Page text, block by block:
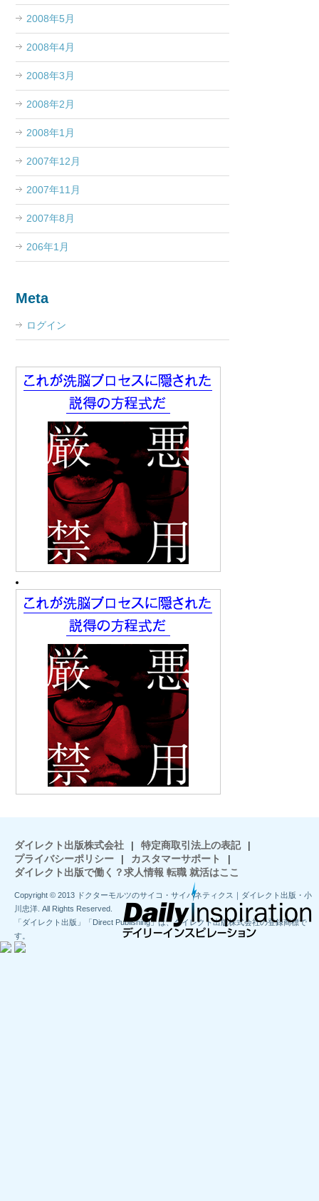
2008年5月
2008年4月
2008年3月
2008年2月
2008年1月
2007年12月
2007年11月
2007年8月
206年1月
Meta
ログイン
ダイレクト出版株式会社 | 特定商取引法上の表記
|
プライバシーポリシー
| カスタマーサポート
|
ダイレクト出版で働く？求人情報 転職 就活はここ
Copyright © 2013 ドクターモルツのサイコ・サイバネティクス｜ダイレクト出版・小
川忠洋. All Rights Reserved.
「ダイレクト出版」「Direct Publishing」は、ダイレクト出版株式会社の登録商標で
す。